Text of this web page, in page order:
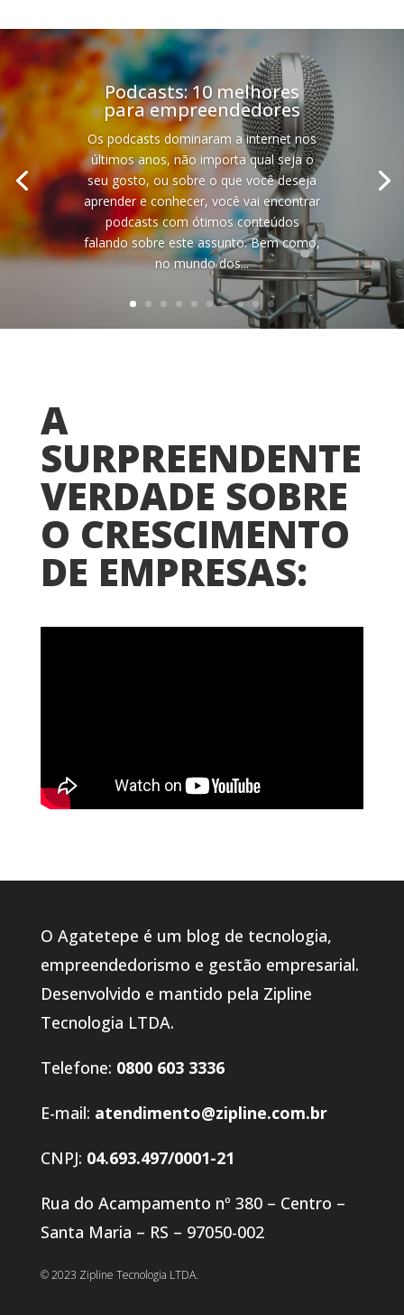
Podcasts: 10 melhores
para empreendedores
Os podcasts dominaram a internet nos
últimos anos, não importa qual seja o
seu gosto, ou sobre o que você deseja
aprender e conhecer, você vai encontrar
podcasts com ótimos conteúdos
falando sobre este assunto. Bem como,
no mundo dos...
A
SURPREENDENTE
VERDADE SOBRE
O CRESCIMENTO
DE EMPRESAS:
O Agatetepe é um blog de tecnologia,
empreendedorismo e gestão empresarial.
Desenvolvido e mantido pela Zipline
Tecnologia LTDA.
Telefone: 0800 603 3336
E-mail: atendimento@zipline.com.br
CNPJ: 04.693.497/0001-21
Rua do Acampamento nº 380 – Centro –
Santa Maria – RS – 97050-002
© 2023 Zipline Tecnologia LTDA.